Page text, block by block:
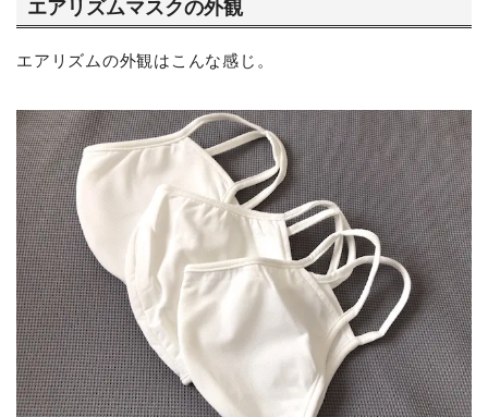
エアリズムマスクの外観
エアリズムの外観はこんな感じ。